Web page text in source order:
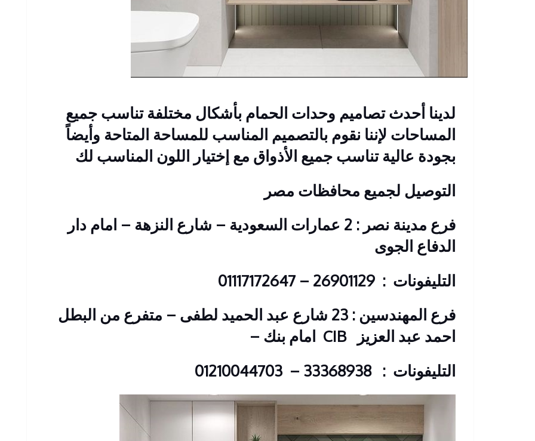
لدينا أحدث تصاميم وحدات الحمام بأشكال مختلفة تناسب جميع
المساحات لإننا نقوم بالتصميم المناسب للمساحة المتاحة وأيضاً
بجودة عالية تناسب جميع الأذواق مع إختيار اللون المناسب لك
التوصيل لجميع محافظات مصر
فرع مدينة نصر
: 2 عمارات السعودية – شارع النزهة – امام دار
الدفاع الجوى
التليفونات : 26901129 – 01117172647
فرع المهندسين : 23 شارع عبد الحميد لطفى – متفرع من البطل
احمد عبد العزيز
CIB امام بنك –
التليفونات : 33368938 – 01210044703